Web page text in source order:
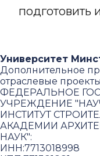
подготовить
Университет
Дополнительное
отраслевые проекты
ФЕДЕРАЛЬНОЕ
УЧРЕЖДЕНИЕ
ИНСТИТУТ
АКАДЕМИИ
НАУК":
ИНН:7713018998